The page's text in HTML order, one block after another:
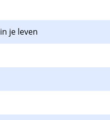
je leven